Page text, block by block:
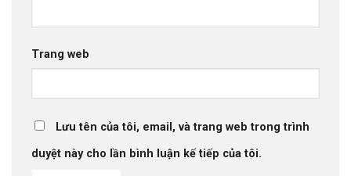
Trang web
Lưu tên của tôi, email, và trang web trong trình
duyệt này cho lần bình luận kế tiếp của tôi.